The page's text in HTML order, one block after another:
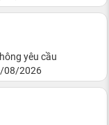
yêu cầu
2026